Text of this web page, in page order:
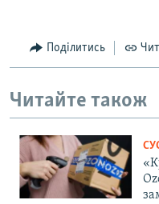
Поділитись
Читайте також